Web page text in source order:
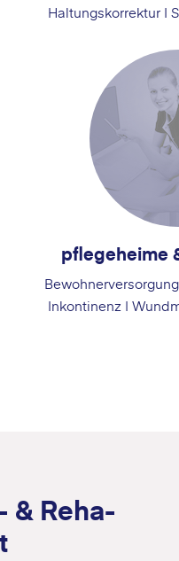
Haltungskorrektur I
pflegeheime
Inkontinenz |
& Reha-